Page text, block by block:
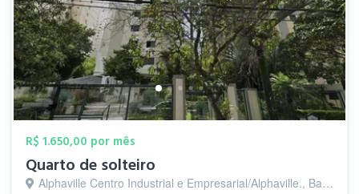
R$ 1.650,00 por mês
Quarto de solteiro
Alphaville Centro Industrial e Empresarial/Alphaville., Barueri - SP